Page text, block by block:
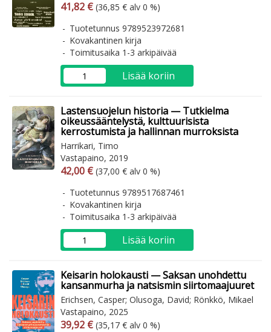
Arvonlisäverollinen hinta
41,82 € Arvonlisäveroton hinta
(36,85 € alv 0 %)
Tuotetunnus 9789523972681
Kovakantinen kirja
Toimitusaika 1-3 arkipäivää
Lisää koriin
Lastensuojelun historia — Tutkielma
oikeussääntelystä, kulttuurisista
kerrostumista ja hallinnan murroksista
Harrikari, Timo
Vastapaino, 2019
Arvonlisäverollinen hinta
42,00 € Arvonlisäveroton hinta
(37,00 € alv 0 %)
Tuotetunnus 9789517687461
Kovakantinen kirja
Toimitusaika 1-3 arkipäivää
Lisää koriin
Keisarin holokausti — Saksan unohdettu
kansanmurha ja natsismin siirtomaajuuret
Erichsen, Casper; Olusoga, David; Rönkkö, Mikael
Vastapaino, 2025
Arvonlisäverollinen hinta
39,92 € Arvonlisäveroton hinta
(35,17 € alv 0 %)